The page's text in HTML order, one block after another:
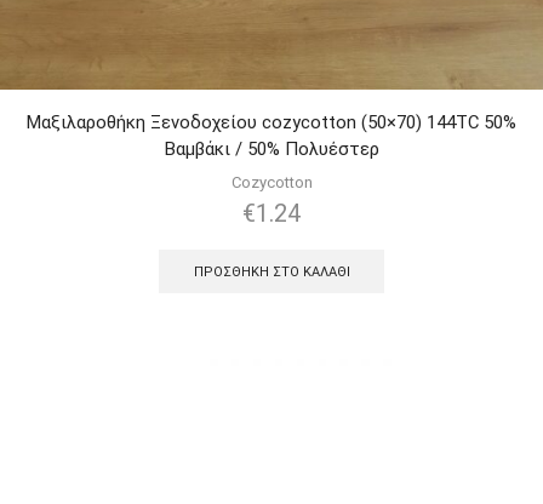
Μαξιλαροθήκη Ξενοδοχείου cozycotton (50×70) 144TC 50%
Βαμβάκι / 50% Πολυέστερ
Cozycotton
€1.24
ΠΡΟΣΘΉΚΗ ΣΤΟ ΚΑΛΆΘΙ